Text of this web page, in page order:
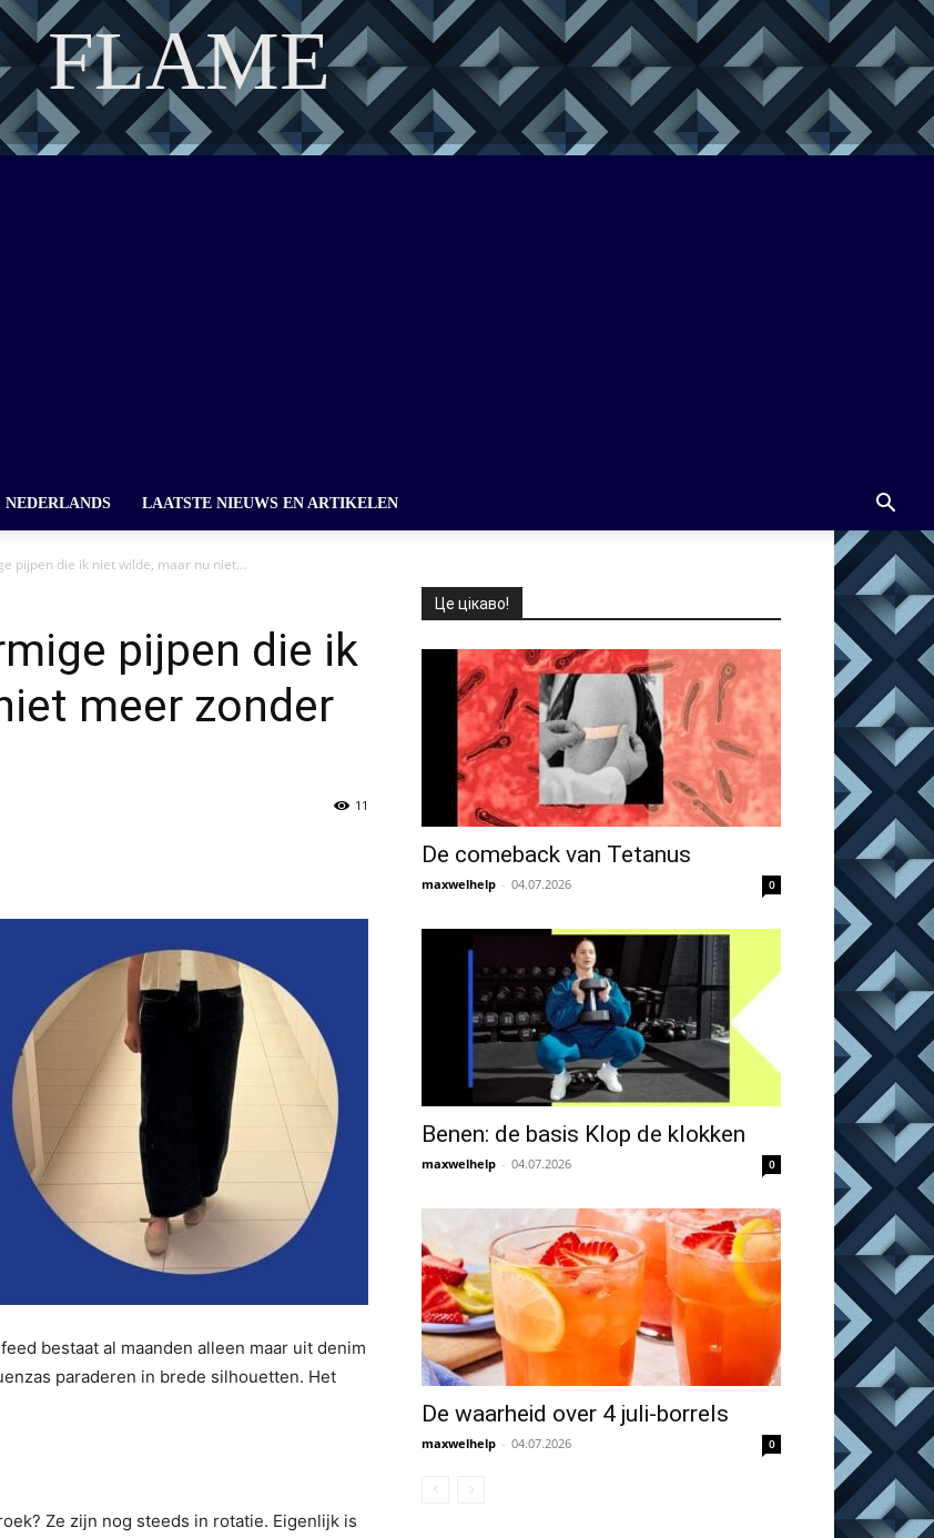
FLAME
DISCOVER THE ART OF PUBLISHING
NEDERLANDS LAATSTE NIEUWS EN ARTIKELEN
pijpen die ik niet wilde, maar nu niet...
pijpen die ik
meer zonder
11
bestaat al maanden alleen maar uit denim
paraderen in brede silhouetten. Het
Ze zijn nog steeds in rotatie. Eigenlijk is
Це цікаво!
De comeback van Tetanus
maxwelhelp - 04.07.2026 0
Benen: de basis Klop de klokken
maxwelhelp - 04.07.2026 0
De waarheid over 4 juli-borrels
maxwelhelp - 04.07.2026 0